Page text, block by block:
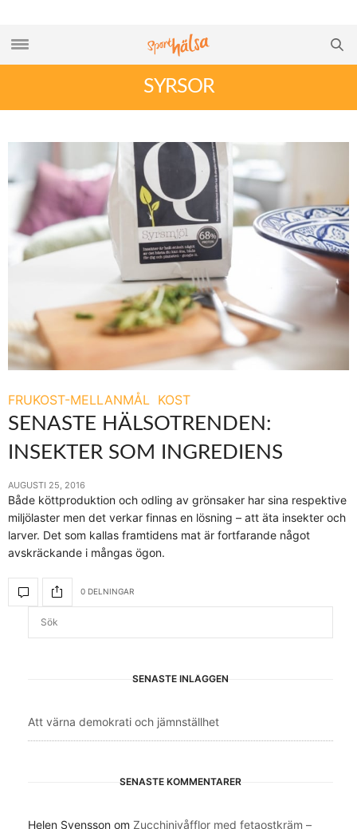
SYRSOR
FRUKOST-MELLANMÅL KOST
SENASTE HÄLSOTRENDEN:
INSEKTER SOM INGREDIENS
AUGUSTI 25, 2016
Både köttproduktion och odling av grönsaker har sina respektive
miljölaster men det verkar finnas en lösning – att äta insekter och
larver. Det som kallas framtidens mat är fortfarande något
avskräckande i mångas ögon.
0 DELNINGAR
SENASTE INLÄGGEN
Att värna demokrati och jämnställhet
SENASTE KOMMENTARER
Helen Svensson om Zucchinivåfflor med fetaostkräm –